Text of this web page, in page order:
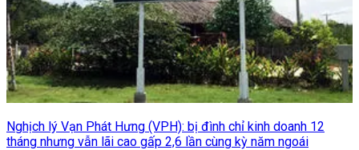
Nghịch lý Vạn Phát Hưng (VPH): bị đình chỉ kinh doanh 12
tháng nhưng vẫn lãi cao gấp 2,6 lần cùng kỳ năm ngoái